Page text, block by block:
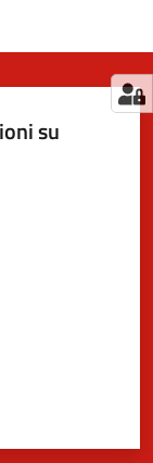
su